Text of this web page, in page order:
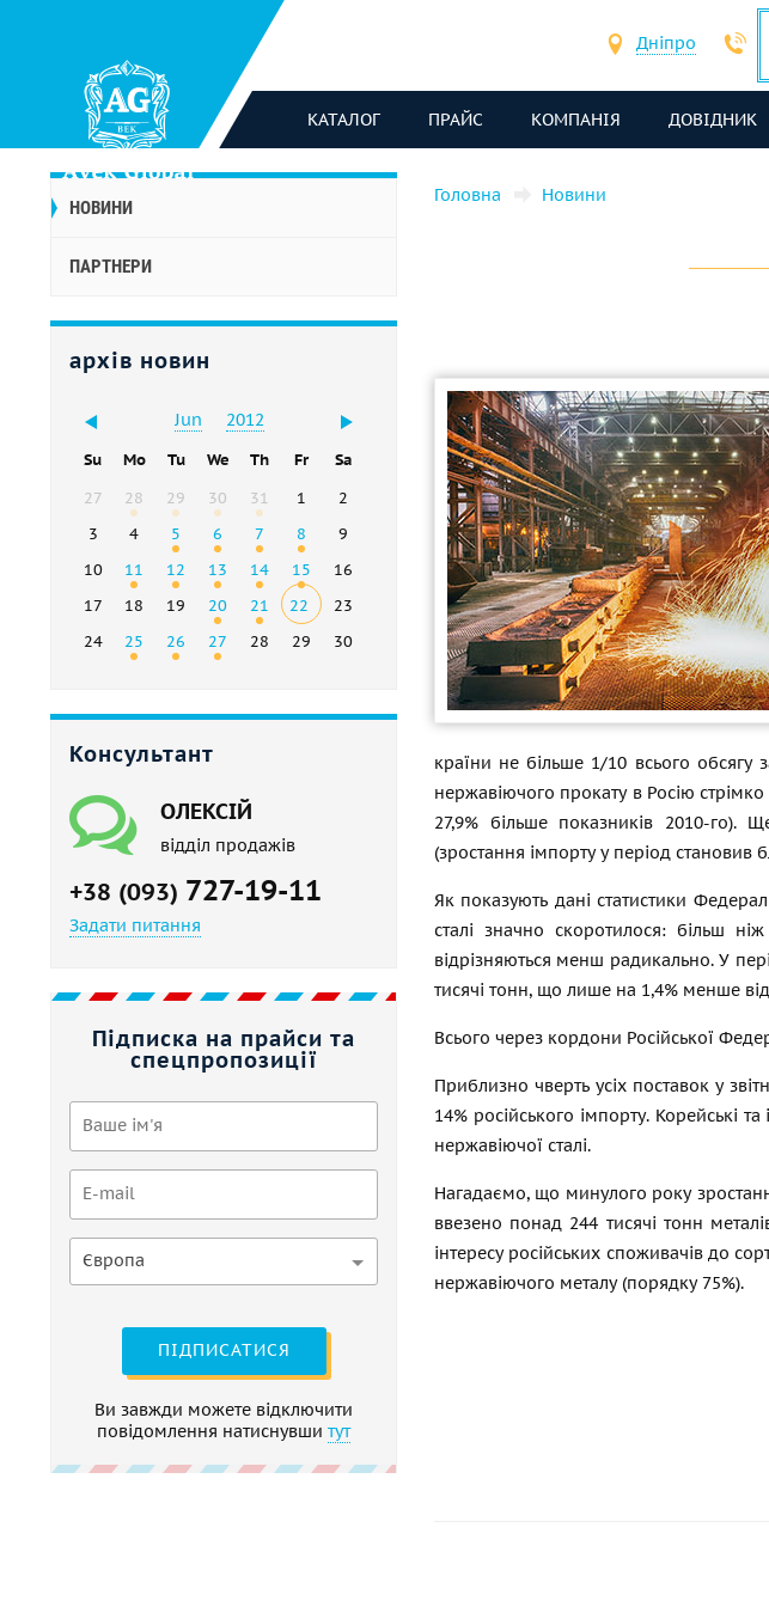
Дніпро
КАТАЛОГ ПРАЙС КОМПАНІЯ ДОВІДНИК
НОВИНИ
ПАРТНЕРИ
архів новин
Jun 2012
Su Mo Tu We Th Fr
Sa
27
28 29 30 31 1
2
3
4 5 6 7 8
9
10
11 12 13 14 15
16
17
18 19 20 21 22
23
24
25 26 27 28 29 30
Консультант
ОЛЕКСІЙ
відділ продажів
+38 (093) 727-19-11
Задати питання
Підписка на прайси та
спецпропозиції
Європа
ПІДПИСАТИСЯ
Ви завжди можете відключити
повідомлення натиснувши тут
Головна Новини
країни не більше 1/10 всього обсягу
нержавіючого прокату в Росію стрімко
27,9% більше показників 2010-го).
(зростання імпорту у період становив
Як показують дані статистики
сталі значно скоротилося: більш
відрізняються менш радикально. У
тисячі тонн, що лише на 1,4% менше
Всього через кордони Російської
Приблизно чверть усіх поставок у
14% російського імпорту. Корейські
нержавіючої сталі.
Нагадаємо, що минулого року
ввезено понад 244 тисячі тонн
інтересу російських споживачів до
нержавіючого металу (порядку 75%).